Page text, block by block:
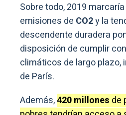
Sobre todo, 2019
emisiones de CO2y la
descendente duradera
disposición de cumplir
climáticos de largo plazo,
de París.
Además,420 millones de